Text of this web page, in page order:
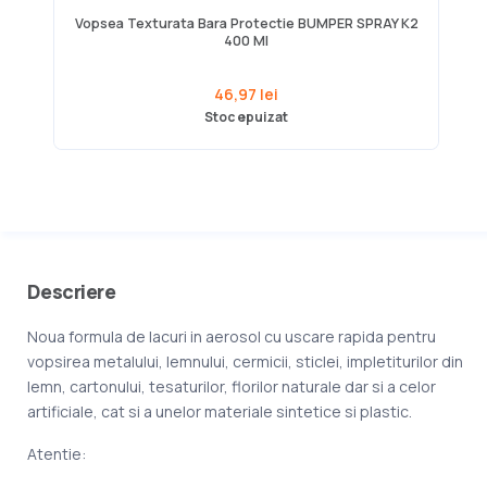
Vopsea Texturata Bara Protectie BUMPER SPRAY K2
400 Ml
46,97 lei
Stoc epuizat
Descriere
Noua formula de lacuri in aerosol cu uscare rapida pentru
vopsirea metalului, lemnului, cermicii, sticlei, impletiturilor din
lemn, cartonului, tesaturilor, florilor naturale dar si a celor
artificiale, cat si a unelor materiale sintetice si plastic.
Atentie: